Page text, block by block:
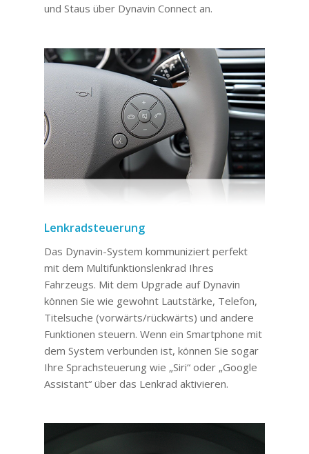
und Staus über Dynavin Connect an.
Lenkradsteuerung
Das Dynavin-System kommuniziert perfekt
mit dem Multifunktionslenkrad Ihres
Fahrzeugs. Mit dem Upgrade auf Dynavin
können Sie wie gewohnt Lautstärke, Telefon,
Titelsuche (vorwärts/rückwärts) und andere
Funktionen steuern. Wenn ein Smartphone mit
dem System verbunden ist, können Sie sogar
Ihre Sprachsteuerung wie „Siri“ oder „Google
Assistant“ über das Lenkrad aktivieren.